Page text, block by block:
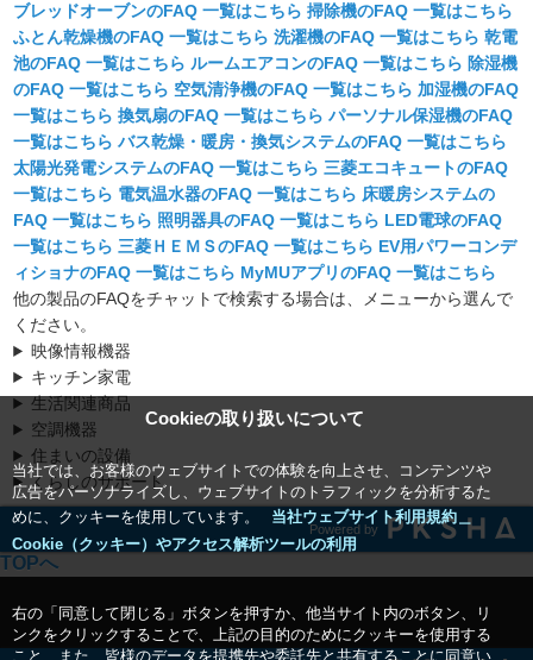
Cookieの取り扱いについて
当社では、お客様のウェブサイトでの体験を向上させ、コンテンツや
広告をパーソナライズし、ウェブサイトのトラフィックを分析するた
めに、クッキーを使用しています。
当社ウェブサイト利用規約＿
Cookie（クッキー）やアクセス解析ツールの利用
右の「同意して閉じる」ボタンを押すか、他当サイト内のボタン、リ
ンクをクリックすることで、上記の目的のためにクッキーを使用する
こと、また、皆様のデータを提携先や委託先と共有することに同意い
ブレッドオーブンのFAQ 一覧はこちら 掃除機のFAQ 一覧はこちら
ふとん乾燥機のFAQ 一覧はこちら 洗濯機のFAQ 一覧はこちら 乾電
池のFAQ 一覧はこちら ルームエアコンのFAQ 一覧はこちら 除湿機
のFAQ 一覧はこちら 空気清浄機のFAQ 一覧はこちら 加湿機のFAQ
一覧はこちら 換気扇のFAQ 一覧はこちら パーソナル保湿機のFAQ
一覧はこちら バス乾燥・暖房・換気システムのFAQ 一覧はこちら
太陽光発電システムのFAQ 一覧はこちら 三菱エコキュートのFAQ
一覧はこちら 電気温水器のFAQ 一覧はこちら 床暖房システムの
FAQ 一覧はこちら 照明器具のFAQ 一覧はこちら LED電球のFAQ
一覧はこちら 三菱ＨＥＭＳのFAQ 一覧はこちら EV用パワーコンデ
ィショナのFAQ 一覧はこちら MyMUアプリのFAQ 一覧はこちら
他の製品のFAQをチャットで検索する場合は、メニューから選んで
ください。
映像情報機器
キッチン家電
生活関連商品
空調機器
住まいの設備
くらしのサポート
Powered by
TOPへ